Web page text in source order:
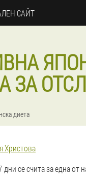
САЙТ
ЗА
диета
Христова
дни се счита за една